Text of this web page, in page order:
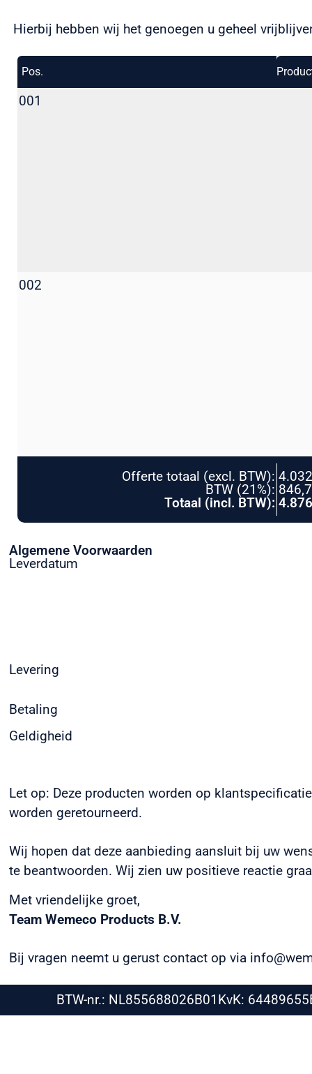
Hierbij hebben wij het genoegen u geheel
Pos.
001
002
Offerte totaal (excl. BTW):
BTW (21%):
Totaal (incl. BTW):
Algemene Voorwaarden
Leverdatum
Levering
Betaling
Geldigheid
Let op: Deze producten worden op
worden geretourneerd.
Wij hopen dat deze aanbieding aansluit bij uw
te beantwoorden. Wij zien uw positieve reactie
Met vriendelijke groet,
Team Wemeco Products B.V.
Bij vragen neemt u gerust contact op via
BTW-nr.: NL855688026B01 KvK: 64489655